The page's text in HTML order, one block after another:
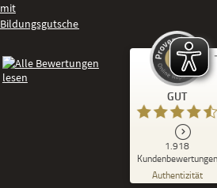
mit
Bildungsgutschein
GUT
1.918
Kundenbewertungen
Authentizität
Kundenbewertungen und Erfahrungen zu
DeLSt - Deutsches eLearning Studieninstitut
92
%
Empfehlungen auf
ProvenExpert.com